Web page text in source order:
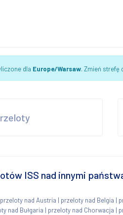
dla Europe/Warsaw. Zmień strefę
ISS nad innymi
przeloty nad Austria | przeloty nad Belgia |
nad Bułgaria | przeloty nad Chorwacja |